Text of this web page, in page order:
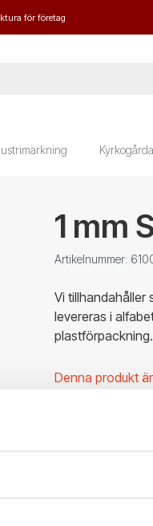
för företag
1 mm
Artikelnummer:
Vi tillhandahåller
levereras i
plastförpackning.
Denna produkt
Höjd (mm)